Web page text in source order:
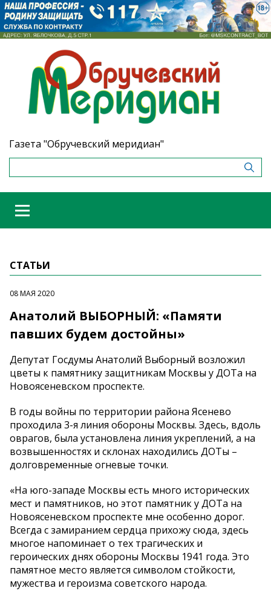
Газета "Обручевский меридиан"
СТАТЬИ
08 МАЯ 2020
Анатолий ВЫБОРНЫЙ: «Памяти
павших будем достойны»
Депутат Госдумы Анатолий Выборный возложил
цветы к памятнику защитникам Москвы у ДОТа на
Новоясеневском проспекте.
В годы войны по территории района Ясенево
проходила 3-я линия обороны Москвы. Здесь, вдоль
оврагов, была установлена линия укреплений, а на
возвышенностях и склонах находились ДОТы –
долговременные огневые точки.
«На юго-западе Москвы есть много исторических
мест и памятников, но этот памятник у ДОТа на
Новоясеневском проспекте мне особенно дорог.
Всегда с замиранием сердца прихожу сюда, здесь
многое напоминает о тех трагических и
героических днях обороны Москвы 1941 года. Это
памятное место является символом стойкости,
мужества и героизма советского народа.